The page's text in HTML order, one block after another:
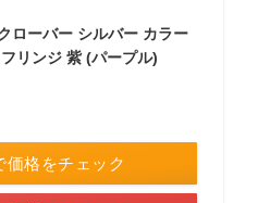
ローバー シルバー カラー
リンジ 紫 (パープル)
価格をチェック